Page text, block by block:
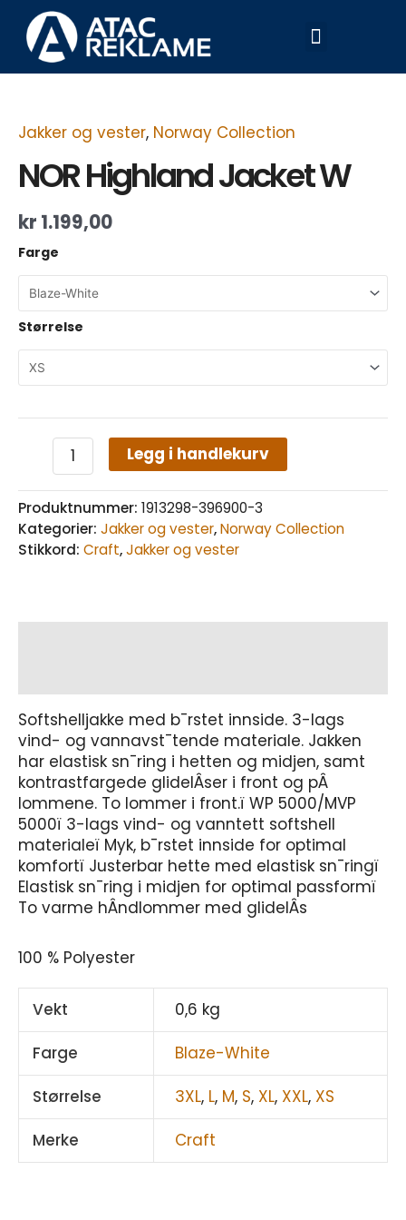
Hopp
rett
innholdet
Meny
Jakker og vester, Norway Collection
NOR Highland Jacket W
kr 1.199,00
Farge
Størrelse
W
Legg i handlekurv
Produktnummer: 1913298-396900-3
Kategorier: Jakker og vester,Norway Collection
Stikkord: Craft,Jakker og vester
Softshelljakke med b¯rstet innside. 3-lags
vind- og vannavst¯tende materiale. Jakken
har elastisk sn¯ring i hetten og midjen, samt
kontrastfargede glidelÂser i front og pÂ
lommene. To lommer i front.ï WP 5000/MVP
5000ï 3-lags vind- og vanntett softshell
materialeï Myk, b¯rstet innside for optimal
komfortï Justerbar hette med elastisk sn¯ringï
Elastisk sn¯ring i midjen for optimal passformï
To varme hÂndlommer med glidelÂs
100 % Polyester
Vekt
0,6 kg
Farge
Blaze-White
Størrelse
3XL, L, M, S, XL, XXL, XS
Merke
Craft